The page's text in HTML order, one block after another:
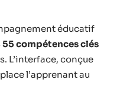
éducatif
55 compétences clés
L’interface, conçue
l’apprenant au